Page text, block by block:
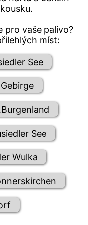
pro vaše palivo?
míst:
See
See
Wulka